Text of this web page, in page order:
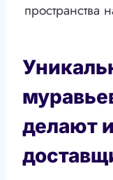
пространства
делают